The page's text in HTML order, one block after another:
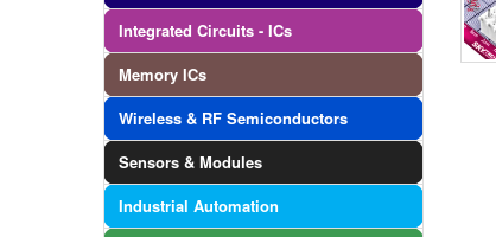
Integrated Circuits - ICs
Memory ICs
Wireless & RF Semiconductors
Sensors & Modules
Industrial Automation